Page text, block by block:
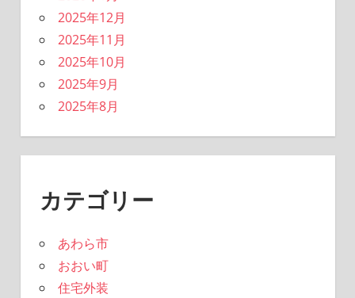
2025年12月
2025年11月
2025年10月
2025年9月
2025年8月
カテゴリー
あわら市
おおい町
住宅外装